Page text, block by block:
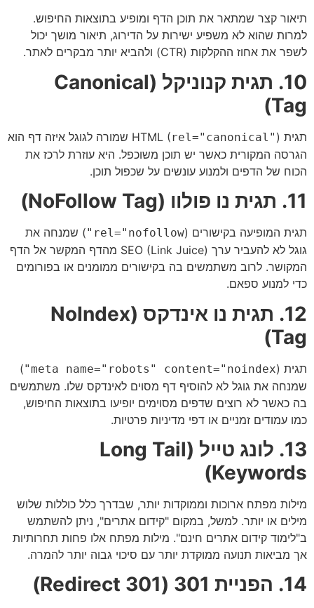
תיאור קצר שמתאר את תוכן הדף ומופיע בתוצאות החיפוש.
למרות שהוא לא משפיע ישירות על הדירוג, תיאור מושך יכול
לשפר את אחוז ההקלקות (CTR) ולהביא יותר מבקרים לאתר.
10. תגית קנוניקל (Canonical
Tag)
תגית HTML ( rel="canonical"
) שמורה לגוגל איזה דף הוא
הגרסה המקורית כאשר יש תוכן משוכפל. היא עוזרת לרכז את
הכוח של הדפים ולמנוע עונשים על שכפול תוכן.
11. תגית נו פולוו (NoFollow Tag)
תגית המופיעה בקישורים (rel="nofollow"
) שמנחה את
גוגל לא להעביר ערך SEO (Link Juice) מהדף המקשר אל הדף
המקושר. לרוב משתמשים בה בקישורים ממומנים או בפורומים
כדי למנוע ספאם.
12. תגית נו אינדקס (NoIndex
Tag)
תגית (meta name="robots" content="noindex"
)
שמנחה את גוגל לא להוסיף דף מסוים לאינדקס שלו. משתמשים
בה כאשר לא רוצים שדפים מסוימים יופיעו בתוצאות החיפוש,
כמו עמודים זמניים או דפי מדיניות פרטיות.
13. לונג טייל (Long Tail
Keywords)
מילות מפתח ארוכות וממוקדות יותר, שבדרך כלל כוללות שלוש
מילים או יותר. למשל, במקום "קידום אתרים", ניתן להשתמש
ב"לימוד קידום אתרים חינם". מילות מפתח אלו פחות תחרותיות
אך מביאות תנועה ממוקדת יותר עם סיכוי גבוה יותר להמרה.
14. הפניית 301 (301 Redirect)